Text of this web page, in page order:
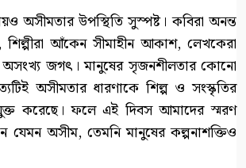
অসীমতার উপস্থিতি সুস্পষ্ট। কবিরা অনন্ত
শিল্পীরা আঁকেন সীমাহীন আকাশ, লেখকেরা
অসংখ্য জগৎ। মানুষের সৃজনশীলতার কোনো
অসীমতার ধারণাকে শিল্প ও সংস্কৃতির
করেছে। ফলে এই দিবস আমাদের স্মরণ
যেমন অসীম, তেমনি মানুষের কল্পনাশক্তিও